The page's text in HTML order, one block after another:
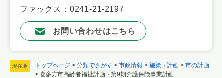
現在地 トップページ > 分類でさがす > 市政情報 > 施策・計画 > 市の計画
> 喜多方市高齢者福祉計画・第9期介護保険事業計画
ファックス：0241-21-2197
お問い合わせはこちら